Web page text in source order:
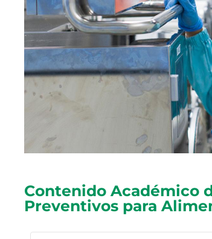
Contenido Académico
Preventivos para